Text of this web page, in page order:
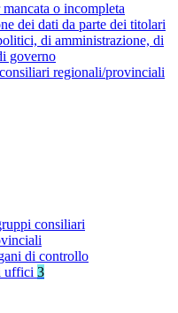
o incompleta
dei dati da parte dei titolari
di amministrazione, di
governo
regionali/provinciali
consiliari
di controllo
uffici 3